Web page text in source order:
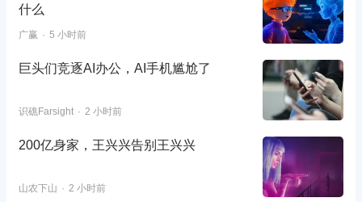
什么
广赢 5 小时前
巨头们竞逐AI办公，AI手机尴尬了
识礁Farsight 2 小时前
200亿身家，王兴兴告别王兴兴
山农下山 2 小时前